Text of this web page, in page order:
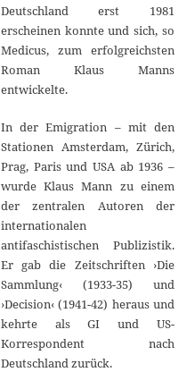
Deutschland erst 1981
erscheinen konnte und sich, so
Medicus, zum erfolgreichsten
Roman Klaus Manns
entwickelte.
In der Emigration – mit den
Stationen Amsterdam, Zürich,
Prag, Paris und USA ab 1936 –
wurde Klaus Mann zu einem
der zentralen Autoren der
internationalen
antifaschistischen Publizistik.
Er gab die Zeitschriften ›Die
Sammlung‹ (1933-35) und
›Decision‹ (1941-42) heraus und
kehrte als GI und US-
Korrespondent nach
Deutschland zurück.